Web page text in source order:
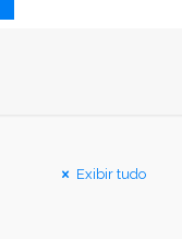
Exibir tudo